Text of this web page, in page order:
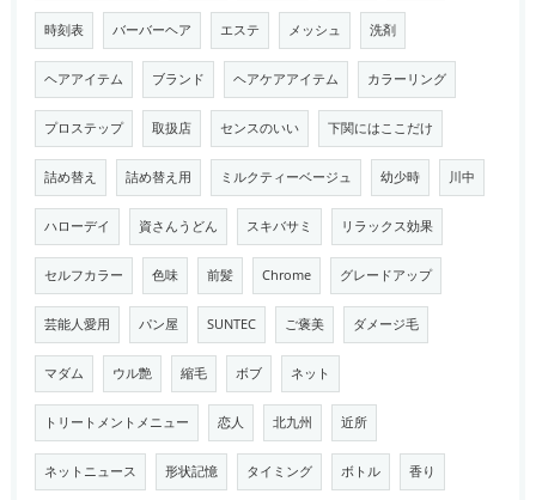
時刻表 バーバーヘア エステ メッシュ 洗剤
ヘアアイテム ブランド ヘアケアアイテム カラーリング
プロステップ 取扱店 センスのいい 下関にはここだけ
詰め替え 詰め替え用 ミルクティーベージュ 幼少時 川中
ハローデイ 資さんうどん スキバサミ リラックス効果
セルフカラー 色味 前髪 Chrome グレードアップ
芸能人愛用 パン屋 SUNTEC ご褒美 ダメージ毛
マダム ウル艶 縮毛 ボブ ネット
トリートメントメニュー 恋人 北九州 近所
ネットニュース 形状記憶 タイミング ボトル 香り